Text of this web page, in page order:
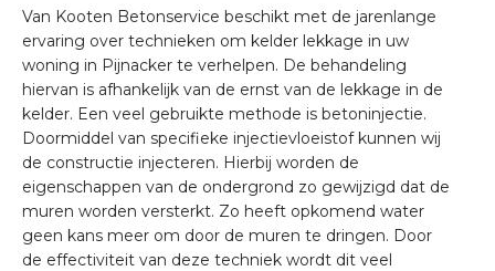
Van Kooten Betonservice beschikt met de jarenlange
ervaring over technieken om kelder lekkage in uw
woning in Pijnacker te verhelpen. De behandeling
hiervan is afhankelijk van de ernst van de lekkage in de
kelder. Een veel gebruikte methode is betoninjectie.
Doormiddel van specifieke injectievloeistof kunnen wij
de constructie injecteren. Hierbij worden de
eigenschappen van de ondergrond zo gewijzigd dat de
muren worden versterkt. Zo heeft opkomend water
geen kans meer om door de muren te dringen. Door
de effectiviteit van deze techniek wordt dit veel